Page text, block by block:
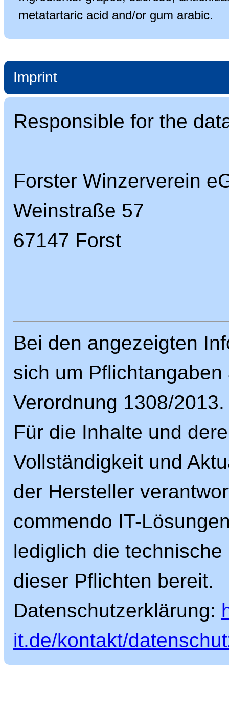
metatartaric acid and/or gum arabic.
Imprint
Responsible for the
Forster Winzerverein
Weinstraße 57
67147 Forst
Bei den angezeigten
sich um
Verordnung 1308/2013.
Für die Inhalte und
Vollständigkeit und
der Hersteller
commendo IT-
lediglich die
dieser Pflichten bereit.
Datenschutzerklärung:
it.de/kontakt/